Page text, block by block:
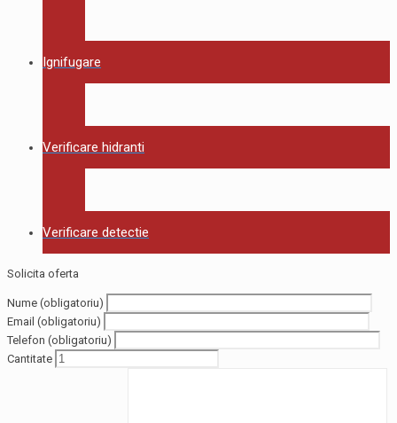
Ignifugare
Verificare hidranti
Verificare detectie
Solicita oferta
Nume (obligatoriu)
Email (obligatoriu)
Telefon (obligatoriu)
Cantitate